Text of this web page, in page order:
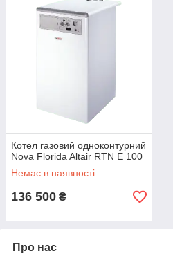
Котел газовий одноконтурний
Nova Florida Altair RTN E 100
Немає в наявності
136 500 ₴
Про нас